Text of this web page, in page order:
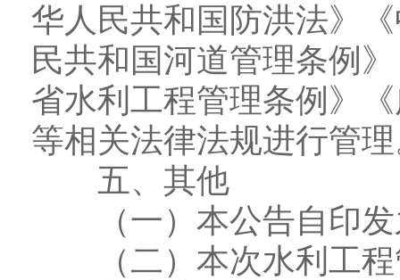
华人民共和国防洪法》
民共和国河道管理条例
省水利工程管理条例》
等相关法律法规进行管
五、其他
（一）本公告自印发
（二）本次水利工程